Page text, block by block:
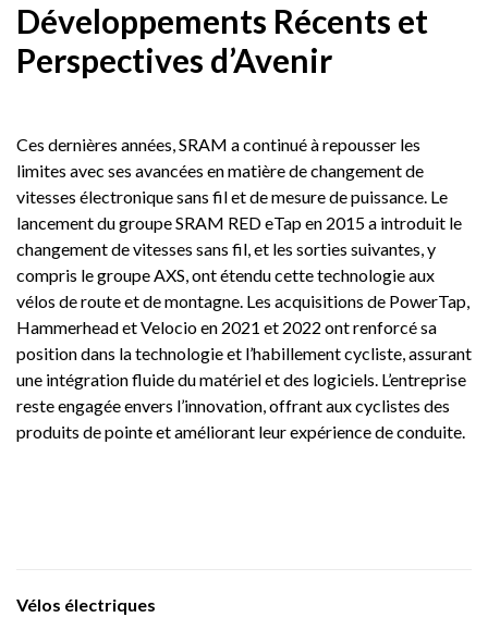
Développements Récents et
Perspectives d’Avenir
Ces dernières années, SRAM a continué à repousser les
limites avec ses avancées en matière de changement de
vitesses électronique sans fil et de mesure de puissance. Le
lancement du groupe SRAM RED eTap en 2015 a introduit le
changement de vitesses sans fil, et les sorties suivantes, y
compris le groupe AXS, ont étendu cette technologie aux
vélos de route et de montagne. Les acquisitions de PowerTap,
Hammerhead et Velocio en 2021 et 2022 ont renforcé sa
position dans la technologie et l’habillement cycliste, assurant
une intégration fluide du matériel et des logiciels. L’entreprise
reste engagée envers l’innovation, offrant aux cyclistes des
produits de pointe et améliorant leur expérience de conduite.
Vélos électriques